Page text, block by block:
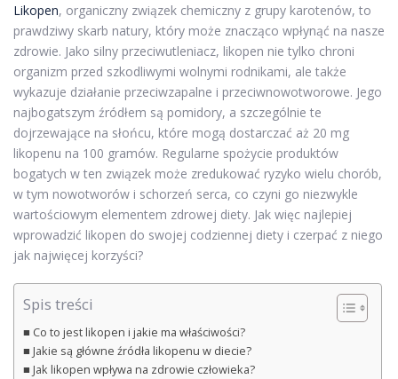
Likopen, organiczny związek chemiczny z grupy karotenów, to
prawdziwy skarb natury, który może znacząco wpłynąć na nasze
zdrowie. Jako silny przeciwutleniacz, likopen nie tylko chroni
organizm przed szkodliwymi wolnymi rodnikami, ale także
wykazuje działanie przeciwzapalne i przeciwnowotworowe. Jego
najbogatszym źródłem są pomidory, a szczególnie te
dojrzewające na słońcu, które mogą dostarczać aż 20 mg
likopenu na 100 gramów. Regularne spożycie produktów
bogatych w ten związek może zredukować ryzyko wielu chorób,
w tym nowotworów i schorzeń serca, co czyni go niezwykle
wartościowym elementem zdrowej diety. Jak więc najlepiej
wprowadzić likopen do swojej codziennej diety i czerpać z niego
jak najwięcej korzyści?
Spis treści
Co to jest likopen i jakie ma właściwości?
Jakie są główne źródła likopenu w diecie?
Jak likopen wpływa na zdrowie człowieka?